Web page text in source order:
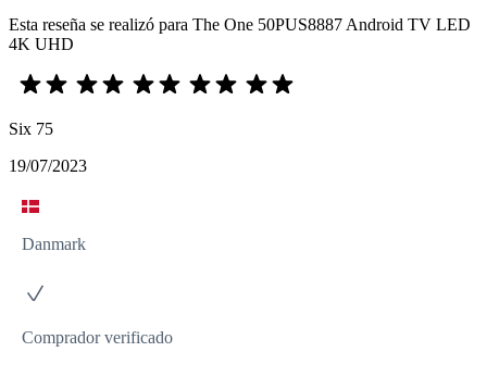
Esta reseña se realizó para The One 50PUS8887 Android TV LED
4K UHD
Six 75
19/07/2023
Danmark
Comprador verificado